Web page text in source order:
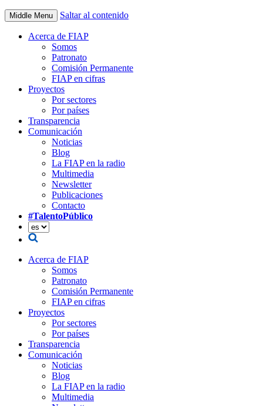
Middle Menu Saltar al contenido
Acerca de FIAP
Somos
Patronato
Comisión Permanente
FIAP en cifras
Proyectos
Por sectores
Por países
Transparencia
Comunicación
Noticias
Blog
La FIAP en la radio
Multimedia
Newsletter
Publicaciones
Contacto
#TalentoPúblico
Acerca de FIAP
Somos
Patronato
Comisión Permanente
FIAP en cifras
Proyectos
Por sectores
Por países
Transparencia
Comunicación
Noticias
Blog
La FIAP en la radio
Multimedia